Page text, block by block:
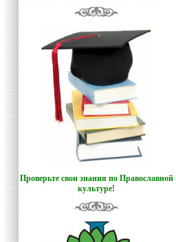
Проверьте свои знания по Православной
культуре!